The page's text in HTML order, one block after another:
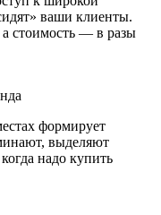
ваши клиенты.
стоимость — в разы
формирует
выделяют
надо купить